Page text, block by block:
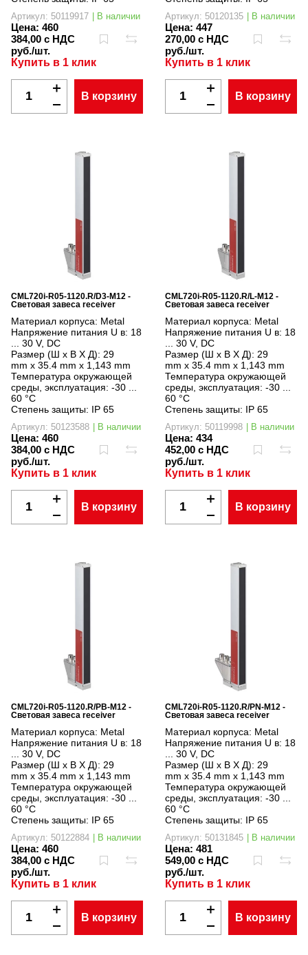
Артикул: 50119917 | В наличии
Цена: 460
384,00 с НДС
руб./шт.
Купить в 1 клик
В корзину
Артикул: 50120135 | В наличии
Цена: 447
270,00 с НДС
руб./шт.
Купить в 1 клик
В корзину
CML720i-R05-1120.R/D3-M12 -
Световая завеса receiver
Материал корпуса: Metal
Напряжение питания U в: 18
... 30 V, DC
Размер (Ш x В X Д): 29
mm x 35.4 mm x 1,143 mm
Температура окружающей
среды, эксплуатация: -30 ...
60 °C
Степень защиты: IP 65
Артикул: 50123588 | В наличии
Цена: 460
384,00 с НДС
руб./шт.
Купить в 1 клик
В корзину
CML720i-R05-1120.R/L-M12 -
Световая завеса receiver
Материал корпуса: Metal
Напряжение питания U в: 18
... 30 V, DC
Размер (Ш x В X Д): 29
mm x 35.4 mm x 1,143 mm
Температура окружающей
среды, эксплуатация: -30 ...
60 °C
Степень защиты: IP 65
Артикул: 50119998 | В наличии
Цена: 434
452,00 с НДС
руб./шт.
Купить в 1 клик
В корзину
CML720i-R05-1120.R/PB-M12 -
Световая завеса receiver
Материал корпуса: Metal
Напряжение питания U в: 18
... 30 V, DC
Размер (Ш x В X Д): 29
mm x 35.4 mm x 1,143 mm
Температура окружающей
среды, эксплуатация: -30 ...
60 °C
Степень защиты: IP 65
Артикул: 50122884 | В наличии
Цена: 460
384,00 с НДС
руб./шт.
Купить в 1 клик
В корзину
CML720i-R05-1120.R/PN-M12 -
Световая завеса receiver
Материал корпуса: Metal
Напряжение питания U в: 18
... 30 V, DC
Размер (Ш x В X Д): 29
mm x 35.4 mm x 1,143 mm
Температура окружающей
среды, эксплуатация: -30 ...
60 °C
Степень защиты: IP 65
Артикул: 50131845 | В наличии
Цена: 481
549,00 с НДС
руб./шт.
Купить в 1 клик
В корзину